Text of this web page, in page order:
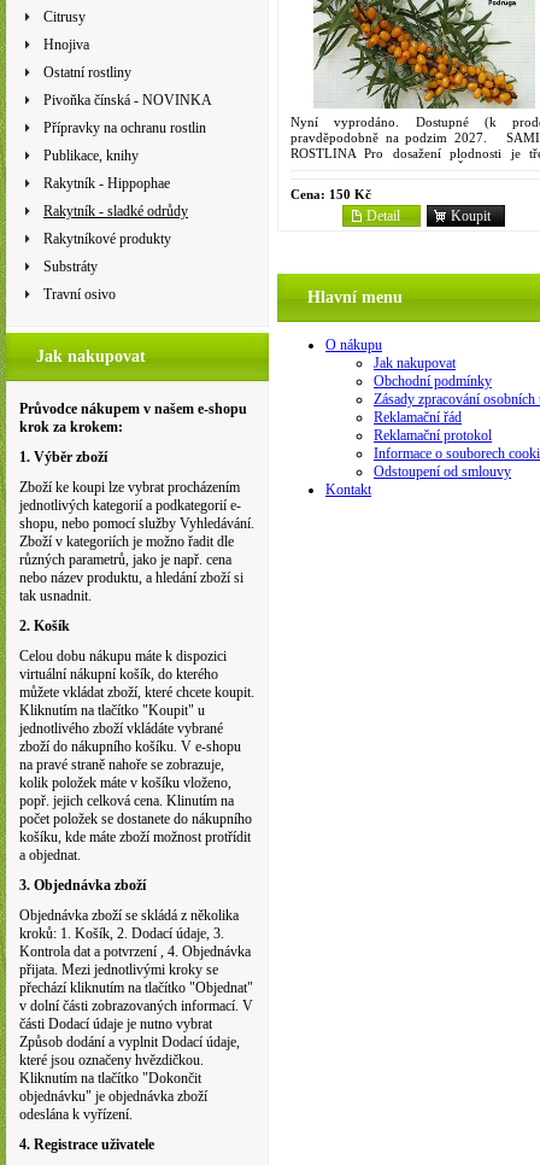
Citrusy
Hnojiva
Ostatní rostliny
Pivoňka čínská - NOVINKA
Přípravky na ochranu rostlin
Publikace, knihy
Rakytník - Hippophae
Rakytník - sladké odrůdy
Rakytníkové produkty
Substráty
Travní osivo
Jak nakupovat
Průvodce nákupem v našem e-shopu
krok za krokem:
1. Výběr zboží
Zboží ke koupi lze vybrat procházením
jednotlivých kategorií a podkategorií e-
shopu, nebo pomocí služby Vyhledávání.
Zboží v kategoriích je možno řadit dle
různých parametrů, jako je např. cena
nebo název produktu, a hledání zboží si
tak usnadnit.
2. Košík
Celou dobu nákupu máte k dispozici
virtuální nákupní košík, do kterého
můžete vkládat zboží, které chcete koupit.
Kliknutím na tlačítko "Koupit" u
jednotlivého zboží vkládáte vybrané
zboží do nákupního košíku. V e-shopu
na pravé straně nahoře se zobrazuje,
kolik položek máte v košíku vloženo,
popř. jejich celková cena. Klinutím na
počet položek se dostanete do nákupního
košíku, kde máte zboží možnost protřídit
a objednat.
3. Objednávka zboží
Objednávka zboží se skládá z několika
kroků: 1. Košík, 2. Dodací údaje, 3.
Kontrola dat a potvrzení , 4. Objednávka
přijata. Mezi jednotlivými kroky se
přechází kliknutím na tlačítko "Objednat"
v dolní části zobrazovaných informací. V
části Dodací údaje je nutno vybrat
Způsob dodání a vyplnit Dodací údaje,
které jsou označeny hvězdičkou.
Kliknutím na tlačítko "Dokončit
objednávku" je objednávka zboží
odeslána k vyřízení.
4. Registrace uživatele
Nyní vyprodáno. Dostupné (k
pravděpodobně na podzim 2027.
ROSTLINA Pro dosažení plodnosti je
Cena: 150 Kč
Koupit
Detail
Hlavní menu
O nákupu
Jak nakupovat
Obchodní podmínky
Zásady zpracování osobních
Reklamační řád
Reklamační protokol
Informace o souborech
Odstoupení od smlouvy
Kontakt